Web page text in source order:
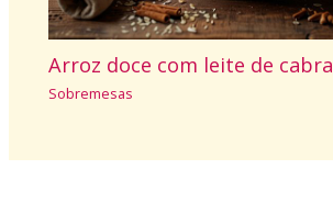
Arroz doce com leite de cabra
Sobremesas